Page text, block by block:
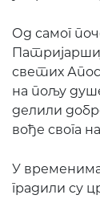
Од самог
светих
на пољу
делили
вође свога
У
градили су